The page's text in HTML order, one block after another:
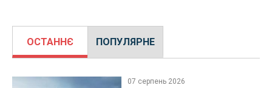
ОСТАННЄ ПОПУЛЯРНЕ
07 серпень 2026